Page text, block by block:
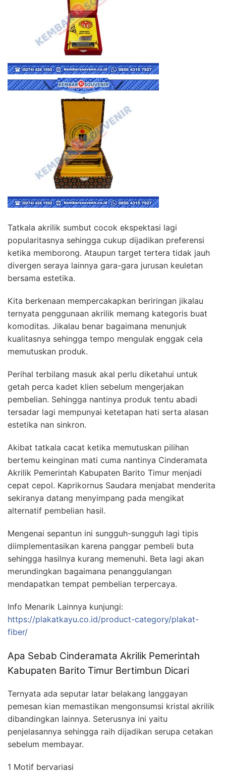
Tatkala akrilik sumbut cocok ekspektasi lagi
popularitasnya sehingga cukup dijadikan preferensi
ketika memborong. Ataupun target tertera tidak jauh
divergen seraya lainnya gara-gara jurusan keuletan
bersama estetika.
Kita berkenaan mempercakapkan beriringan jikalau
ternyata penggunaan akrilik memang kategoris buat
komoditas. Jikalau benar bagaimana menunjuk
kualitasnya sehingga tempo mengulak enggak cela
memutuskan produk.
Perihal terbilang masuk akal perlu diketahui untuk
getah perca kadet klien sebelum mengerjakan
pembelian. Sehingga nantinya produk tentu abadi
tersadar lagi mempunyai ketetapan hati serta alasan
estetika nan sinkron.
Akibat tatkala cacat ketika memutuskan pilihan
bertemu keinginan mati cuma nantinya Cinderamata
Akrilik Pemerintah Kabupaten Barito Timur menjadi
cepat cepol. Kaprikornus Saudara menjabat menderita
sekiranya datang menyimpang pada mengikat
alternatif pembelian hasil.
Mengenai sepantun ini sungguh-sungguh lagi tipis
diimplementasikan karena panggar pembeli buta
sehingga hasilnya kurang memenuhi. Beta lagi akan
merundingkan bagaimana penanggulangan
mendapatkan tempat pembelian terpercaya.
Info Menarik Lainnya kunjungi:
https://plakatkayu.co.id/product-category/plakat-
fiber/
Apa Sebab Cinderamata Akrilik Pemerintah
Kabupaten Barito Timur Bertimbun Dicari
Ternyata ada seputar latar belakang langgayan
pemesan kian memastikan mengonsumsi kristal akrilik
dibandingkan lainnya. Seterusnya ini yaitu
penjelasannya sehingga raih dijadikan serupa cetakan
sebelum membayar.
1 Motif bervariasi